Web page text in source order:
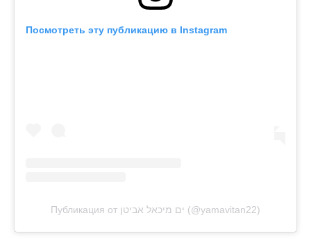
Посмотреть эту публикацию в Instagram
Публикация от ים מיכאל אביטן (@yamavitan22)